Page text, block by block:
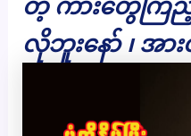
တဲ့ ကားတွေကြ
လိုဘူးနော် ၊ အား